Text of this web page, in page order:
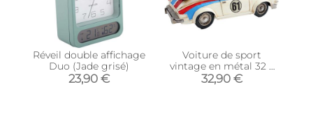
Réveil double affichage
Duo (Jade grisé)
23,90 €
Voiture de sport
vintage en métal 32 x
10.5 x 14 cm
32,90 €